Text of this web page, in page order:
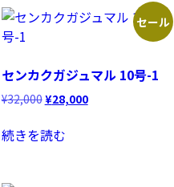
セール
センカクガジュマル 10号-1
¥32,000元
価
格
¥28,000現
続きを読む